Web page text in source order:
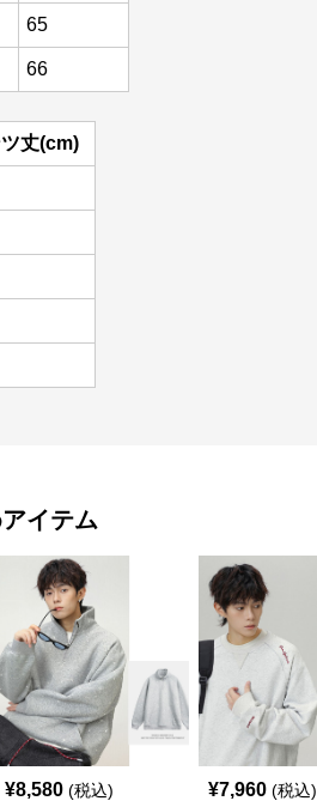
65
66
丈(cm)
イテム
¥8,580 (税込) ¥7,960 (税込)